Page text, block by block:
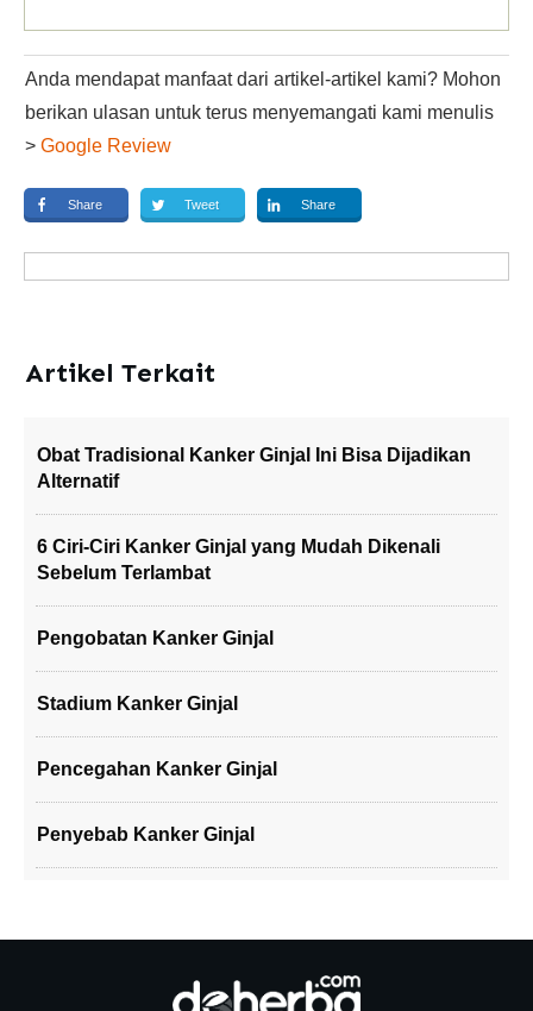
Anda mendapat manfaat dari artikel-artikel kami? Mohon
berikan ulasan untuk terus menyemangati kami menulis
> Google Review
Share Tweet Share
Artikel Terkait
Obat Tradisional Kanker Ginjal Ini Bisa Dijadikan
Alternatif
6 Ciri-Ciri Kanker Ginjal yang Mudah Dikenali
Sebelum Terlambat
Pengobatan Kanker Ginjal
Stadium Kanker Ginjal
Pencegahan Kanker Ginjal
Penyebab Kanker Ginjal